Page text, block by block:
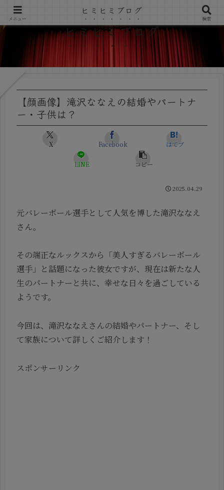
ヒミヒミブログ
【顔画像】滝沢ななえの結婚やパートナ
ー・子供は？
X Facebook はてブ
LINE コピー
2025.04.29
元バレーボール選手として人気を博した滝沢ななえ
さん。
その端正なルックスから「美人すぎるバレーボール
選手」と話題になった彼女ですが、現在は新たな人
生のパートナーと共に、幸せな日々を過ごしている
ようです。
今回は、滝沢ななえさんの結婚やパートナー、そし
て家族について詳しくご紹介します！
スポンサーリンク
メニュー
ヒミヒミブログ
検索